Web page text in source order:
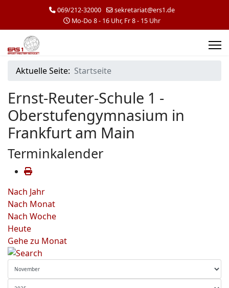
069/212-32000
sekretariat@ers1.de
Mo-Do 8 - 16 Uhr, Fr 8 - 15 Uhr
Aktuelle Seite: Startseite
Ernst-Reuter-Schule 1 -
Oberstufengymnasium in
Frankfurt am Main
Terminkalender
Nach Jahr
Nach Monat
Nach Woche
Heute
Gehe zu Monat